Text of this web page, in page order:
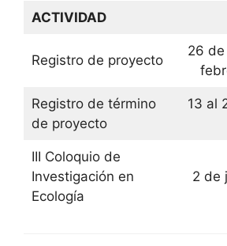
ACTIVIDAD
Registro de proyecto
26
Registro de término
de proyecto
13 al
III Coloquio de
Investigación en
Ecología
2 de